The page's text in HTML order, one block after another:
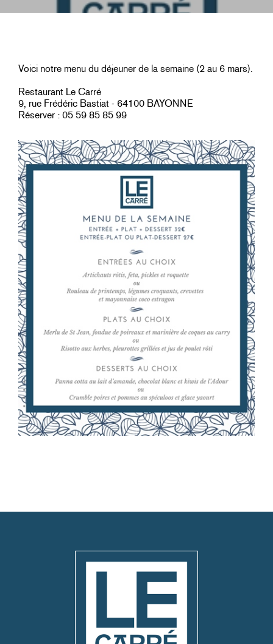
Voici notre menu du déjeuner de la semaine (2 au 6 mars).
Restaurant Le Carré
9, rue Frédéric Bastiat - 64100 BAYONNE
Réserver : 05 59 85 85 99